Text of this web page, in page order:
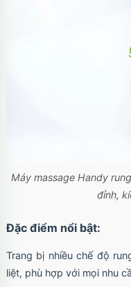
Máy massage Handy
đỉnh,
Đặc điểm nổi bật:
Trang bị nhiều chế độ
liệt, phù hợp với mọi nhu